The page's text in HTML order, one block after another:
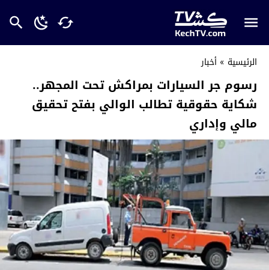
الرئيسية » أخبار
رسوم جر السيارات بمراكش تحت المجهر..
شكاية حقوقية تطالب الوالي بفتح تحقيق
مالي وإداري